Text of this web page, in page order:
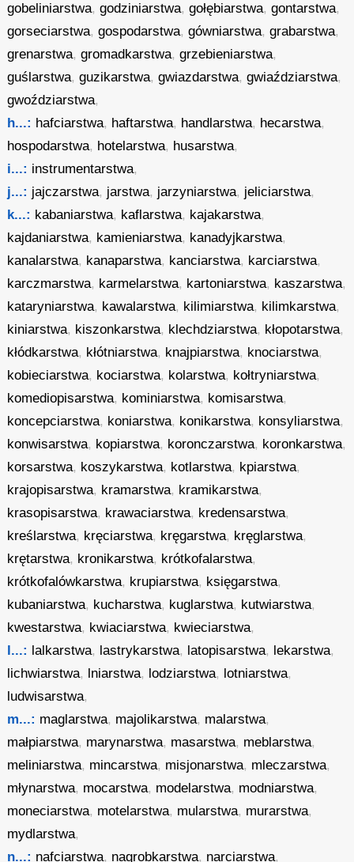
gobeliniarstwa,godziniarstwa,gołębiarstwa,gontarstwa,
gorseciarstwa,gospodarstwa,gówniarstwa,grabarstwa,
grenarstwa,gromadkarstwa,grzebieniarstwa,
guślarstwa,guzikarstwa,gwiazdarstwa,gwiaździarstwa,
gwoździarstwa,
h...: hafciarstwa, haftarstwa, handlarstwa, hecarstwa,
hospodarstwa, hotelarstwa, husarstwa,
i...: instrumentarstwa,
j...: jajczarstwa, jarstwa, jarzyniarstwa, jeliciarstwa,
k...: kabaniarstwa, kaflarstwa, kajakarstwa,
kajdaniarstwa, kamieniarstwa, kanadyjkarstwa,
kanalarstwa, kanaparstwa, kanciarstwa, karciarstwa,
karczmarstwa, karmelarstwa, kartoniarstwa, kaszarstwa,
kataryniarstwa, kawalarstwa, kilimiarstwa, kilimkarstwa,
kiniarstwa, kiszonkarstwa, klechdziarstwa, kłopotarstwa,
kłódkarstwa, kłótniarstwa, knajpiarstwa, knociarstwa,
kobieciarstwa, kociarstwa, kolarstwa, kołtryniarstwa,
komediopisarstwa, kominiarstwa, komisarstwa,
koncepciarstwa, koniarstwa, konikarstwa, konsyliarstwa,
konwisarstwa, kopiarstwa, koronczarstwa, koronkarstwa,
korsarstwa, koszykarstwa, kotlarstwa, kpiarstwa,
krajopisarstwa, kramarstwa, kramikarstwa,
krasopisarstwa, krawaciarstwa, kredensarstwa,
kreślarstwa, kręciarstwa, kręgarstwa, kręglarstwa,
krętarstwa, kronikarstwa, krótkofalarstwa,
krótkofalówkarstwa, krupiarstwa, księgarstwa,
kubaniarstwa, kucharstwa, kuglarstwa, kutwiarstwa,
kwestarstwa, kwiaciarstwa, kwieciarstwa,
l...: lalkarstwa, lastrykarstwa, latopisarstwa, lekarstwa,
lichwiarstwa, lniarstwa, lodziarstwa, lotniarstwa,
ludwisarstwa,
m...: maglarstwa, majolikarstwa, malarstwa,
małpiarstwa, marynarstwa, masarstwa, meblarstwa,
meliniarstwa, mincarstwa, misjonarstwa, mleczarstwa,
młynarstwa, mocarstwa, modelarstwa, modniarstwa,
moneciarstwa, motelarstwa, mularstwa, murarstwa,
mydlarstwa,
n...: nafciarstwa, nagrobkarstwa, narciarstwa,